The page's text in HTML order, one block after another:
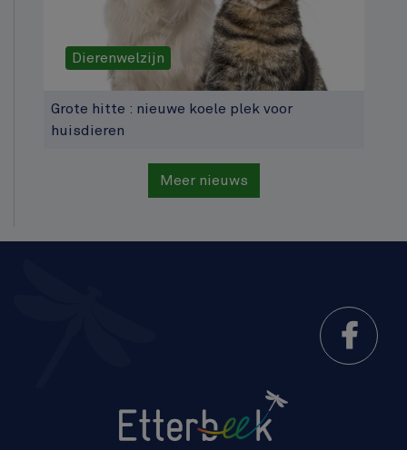
Dierenwelzijn
Grote hitte : nieuwe koele plek voor
huisdieren
Meer nieuws